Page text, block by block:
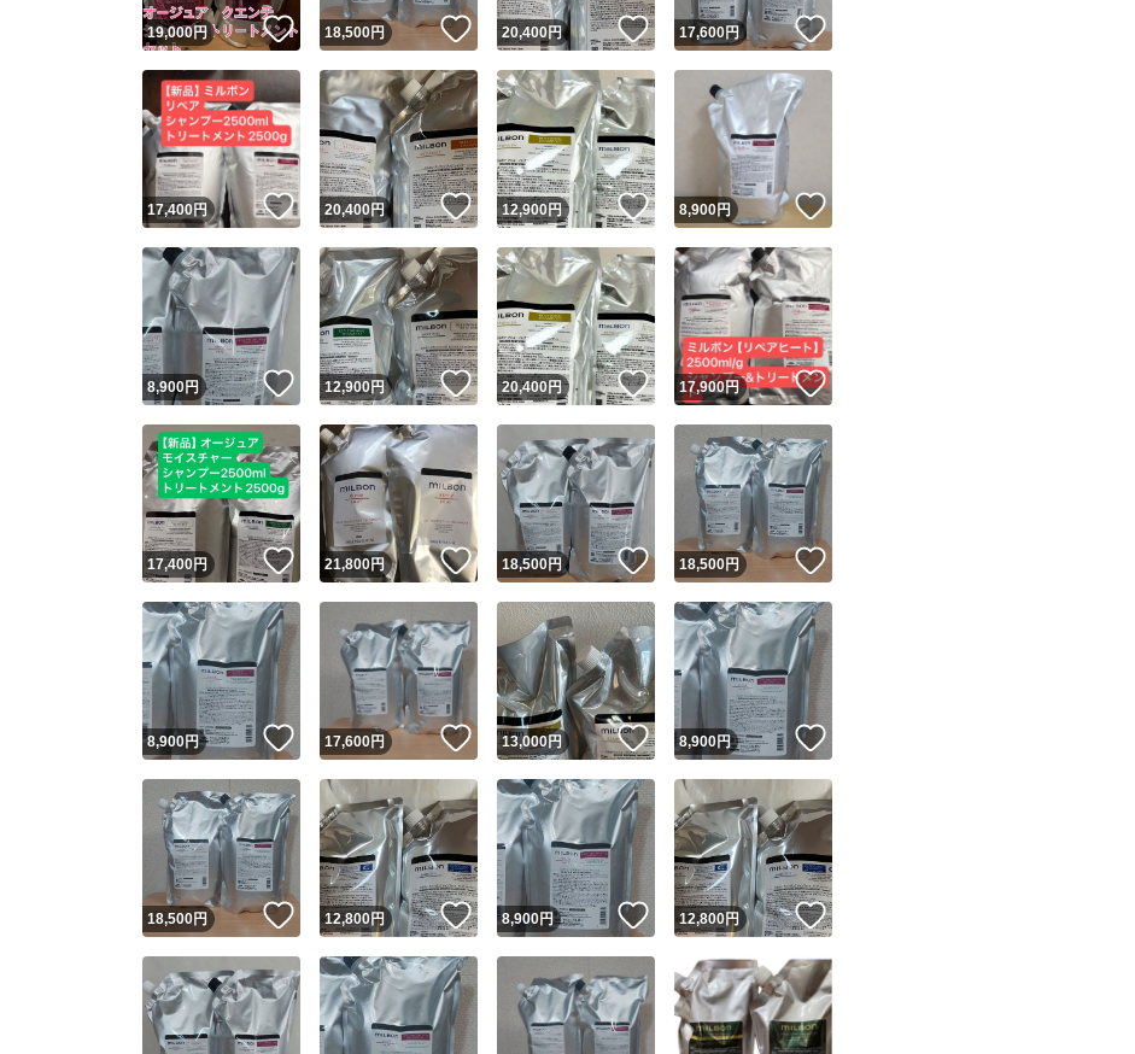
ユーザーの実績について
Yahoo!フリマが定めた一定の基準を満たしたユーザーにバッジを付与しています
安心取引出品者
安心取引出品者 Yahoo!フリマの基準をクリアした安心・安全なユーザーです
取引実績
取引実績◯+ このユーザーはYahoo!フリマの取引を完了させた実績があります
他フリマ実績◯+ このユーザーは他フリマサービスでの取引実績があります
スピード&安心発送
※このバッジは実績に基づく表示であり、発送を保証しているものではありません
スピード＆安心発送
このユーザーは高頻度で24時間以内＆設定した発送日数内に発送してい
ます
スピード発送 このユーザーは高頻度で24時間以内に発送しています
安心発送 このユーザーは設定した発送日数内に発送しています
この商品の情報をコピーします
商品画像の無断転載は禁止 されています
コピーは1商品につき1回です
出品ページへ
キャンセル
19,000円 いいね！
18,500円 いいね！
20,400円 いいね！
17,600円 いいね！
17,400円 いいね！
20,400円 いいね！
12,900円 いいね！
8,900円 いいね！
8,900円 いいね！
12,900円 いいね！
20,400円 いいね！
17,900円 いいね！
17,400円 いいね！
21,800円 いいね！
18,500円 いいね！
18,500円
8,900円 いいね！
17,600円 いいね！
13,000円 いいね！
8,900円
18,500円 いいね！
12,800円 いいね！
8,900円 いいね！
12,800円 いいね！